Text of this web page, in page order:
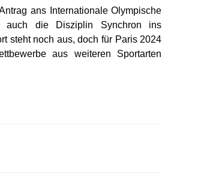
ans Internationale Olympische
auch die Disziplin Synchron ins
steht noch aus, doch für Paris 2024
aus weiteren Sportarten